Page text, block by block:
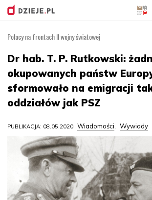
treści
Polacy na frontach II wojny światowej
Dr hab. T. P. Rutkowski:
okupowanych państw
sformowało na emigracji
oddziałów jak PSZ
PUBLIKACJA: 08.05.2020 Wiadomości, Wywiady